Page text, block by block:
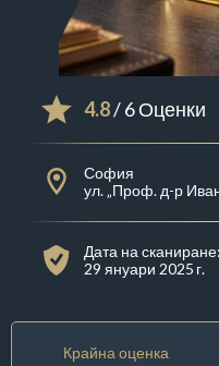
4.8/ 6 Оценки
София
ул. „Проф. д-р
Дата на сканиране:
29 януари 2025 г.
Крайна оценка